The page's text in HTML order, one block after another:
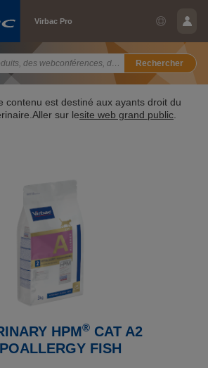
Virbac Pro
Rechercher
contenu est destiné aux ayants droit du
sur lesite web grand public
HPM®CAT A2
FISH